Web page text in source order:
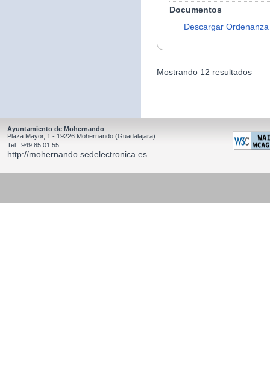
Documentos
Descargar Ordenanza
Mostrando 12 resultados
Ayuntamiento de Mohernando
Plaza Mayor, 1 - 19226 Mohernando (Guadalajara)
Tel.: 949 85 01 55
http://mohernando.sedelectronica.es